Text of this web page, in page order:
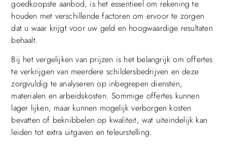
goedkoopste aanbod, is het essentieel om rekening te
houden met verschillende factoren om ervoor te zorgen
dat u waar krijgt voor uw geld en hoogwaardige resultaten
behaalt.
Bij het vergelijken van prijzen is het belangrijk om offertes
te verkrijgen van meerdere schildersbedrijven en deze
zorgvuldig te analyseren op inbegrepen diensten,
materialen en arbeidskosten. Sommige offertes kunnen
lager lijken, maar kunnen mogelijk verborgen kosten
bevatten of beknibbelen op kwaliteit, wat uiteindelijk kan
leiden tot extra uitgaven en teleurstelling.